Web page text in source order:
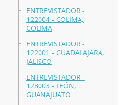
ENTREVISTADOR -
122004 - COLIMA,
COLIMA
ENTREVISTADOR -
122001 - GUADALAJARA,
JALISCO
ENTREVISTADOR -
128003 - LEÓN,
GUANAJUATO